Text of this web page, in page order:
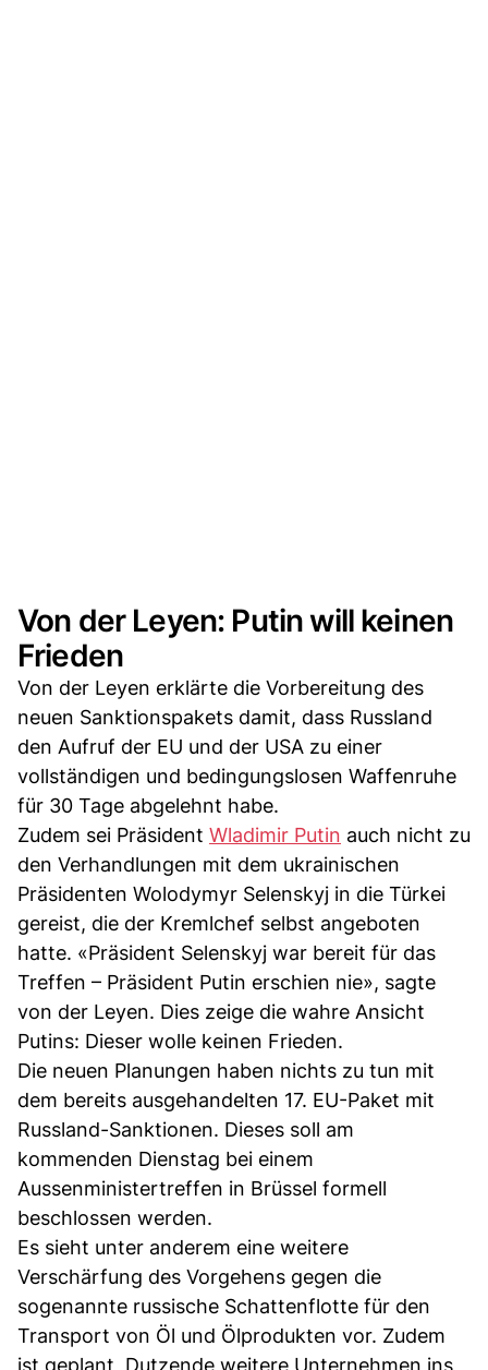
Von der Leyen: Putin will keinen
Frieden
Von der Leyen erklärte die Vorbereitung des
neuen Sanktionspakets damit, dass Russland
den Aufruf der EU und der USA zu einer
vollständigen und bedingungslosen Waffenruhe
für 30 Tage abgelehnt habe.
Zudem sei Präsident Wladimir Putin auch nicht zu
den Verhandlungen mit dem ukrainischen
Präsidenten Wolodymyr Selenskyj in die Türkei
gereist, die der Kremlchef selbst angeboten
hatte. «Präsident Selenskyj war bereit für das
Treffen – Präsident Putin erschien nie», sagte
von der Leyen. Dies zeige die wahre Ansicht
Putins: Dieser wolle keinen Frieden.
Die neuen Planungen haben nichts zu tun mit
dem bereits ausgehandelten 17. EU-Paket mit
Russland-Sanktionen. Dieses soll am
kommenden Dienstag bei einem
Aussenministertreffen in Brüssel formell
beschlossen werden.
Es sieht unter anderem eine weitere
Verschärfung des Vorgehens gegen die
sogenannte russische Schattenflotte für den
Transport von Öl und Ölprodukten vor. Zudem
ist geplant, Dutzende weitere Unternehmen ins